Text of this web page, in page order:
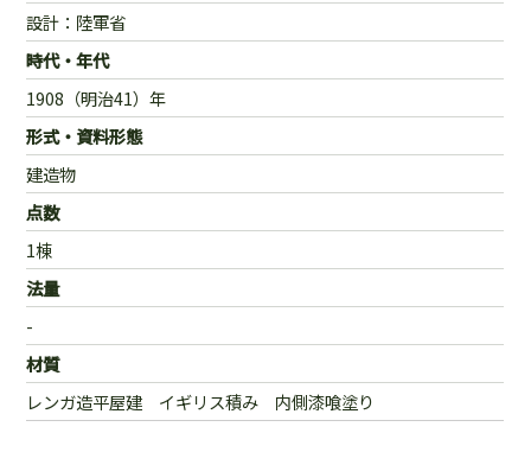
設計：陸軍省
時代・年代
1908（明治41）年
形式・資料形態
建造物
点数
1棟
法量
-
材質
レンガ造平屋建 イギリス積み 内側漆喰塗り